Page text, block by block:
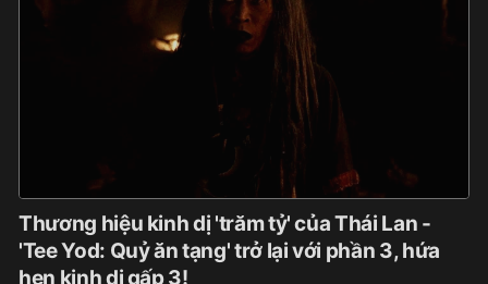
Thương hiệu kinh dị 'trăm tỷ' của Thái Lan -
'Tee Yod: Quỷ ăn tạng' trở lại với phần 3, hứa
hẹn kinh dị gấp 3!